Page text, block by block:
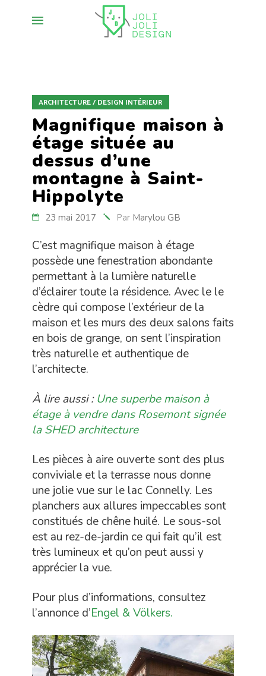
ARCHITECTURE / DESIGN INTÉRIEUR
Magnifique maison à
étage située au
dessus d’une
montagne à Saint-
Hippolyte
23 mai 2017 Par Marylou GB
C’est magnifique maison à étage
possède une fenestration abondante
permettant à la lumière naturelle
d’éclairer toute la résidence. Avec le le
cèdre qui compose l’extérieur de la
maison et les murs des deux salons faits
en bois de grange, on sent l’inspiration
très naturelle et authentique de
l’architecte.
À lire aussi :Une superbe maison à
étage à vendre dans Rosemont signée
la SHED architecture
Les pièces à aire ouverte sont des plus
conviviale et la terrasse nous donne
une jolie vue sur le lac Connelly. Les
planchers aux allures impeccables sont
constitués de chêne huilé. Le sous-sol
est au rez-de-jardin ce qui fait qu’il est
très lumineux et qu’on peut aussi y
apprécier la vue.
Pour plus d’informations, consultez
l’annonce d’Engel & Völkers.